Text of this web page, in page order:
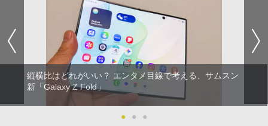
縦横比はどれがいい？ エンタメ目線で考える、サムスン
新「Galaxy Z Fold」
● ● ●